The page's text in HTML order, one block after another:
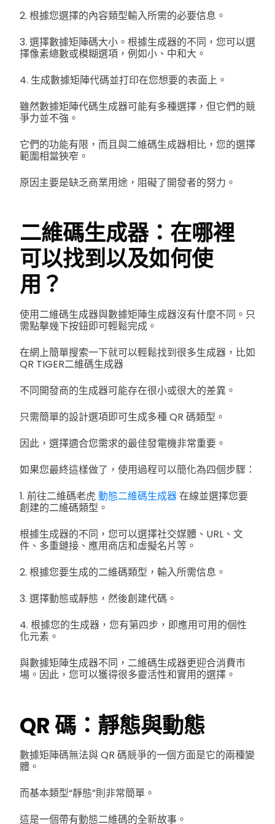
2. 根據您選擇的內容類型輸入所需的必要信息。
3. 選擇數據矩陣碼大小。根據生成器的不同，您可以選
擇像素總數或模糊選項，例如小、中和大。
4. 生成數據矩陣代碼並打印在您想要的表面上。
雖然數據矩陣代碼生成器可能有多種選擇，但它們的競
爭力並不強。
它們的功能有限，而且與二維碼生成器相比，您的選擇
範圍相當狹窄。
原因主要是缺乏商業用途，阻礙了開發者的努力。
二維碼生成器：在哪裡
可以找到以及如何使
用？
使用二維碼生成器與數據矩陣生成器沒有什麼不同。只
需點擊幾下按鈕即可輕鬆完成。
在網上簡單搜索一下就可以輕鬆找到很多生成器，比如
QR TIGER二維碼生成器
不同開發商的生成器可能存在很小或很大的差異。
只需簡單的設計選項即可生成多種 QR 碼類型。
因此，選擇適合您需求的最佳發電機非常重要。
如果您最終這樣做了，使用過程可以簡化為四個步驟：
1. 前往二維碼老虎動態二維碼生成器在線並選擇您要
創建的二維碼類型。
根據生成器的不同，您可以選擇社交媒體、URL、文
件、多重鏈接、應用商店和虛擬名片等。
2. 根據您要生成的二維碼類型，輸入所需信息。
3. 選擇動態或靜態，然後創建代碼。
4. 根據您的生成器，您有第四步，即應用可用的個性
化元素。
與數據矩陣生成器不同，二維碼生成器更迎合消費市
場。因此，您可以獲得很多靈活性和實用的選擇。
QR 碼：靜態與動態
數據矩陣碼無法與 QR 碼競爭的一個方面是它的兩種變
體。
而基本類型“靜態”則非常簡單。
這是一個帶有動態二維碼的全新故事。